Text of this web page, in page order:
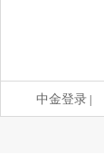
中金登录